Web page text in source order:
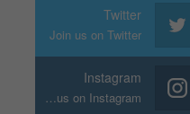
Twitter
Join us on Twitter
Instagram
Join us on Instagram